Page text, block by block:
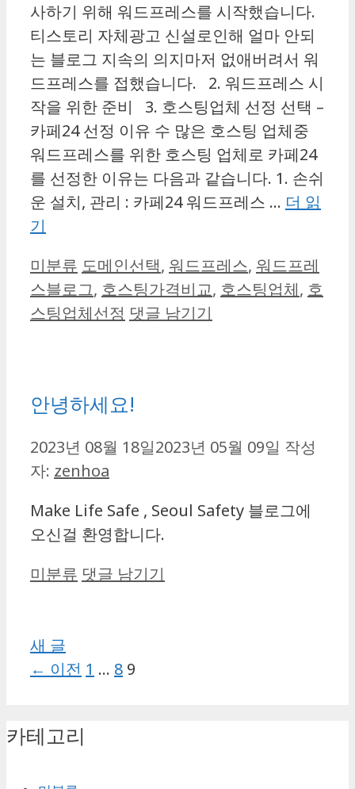
사하기 위해 워드프레스를 시작했습니다.
티스토리 자체광고 신설로인해 얼마 안되
는 블로그 지속의 의지마저 없애버려서 워
드프레스를 접했습니다. 2. 워드프레스 시
작을 위한 준비 3. 호스팅업체 선정 선택 –
카페24 선정 이유 수 많은 호스팅 업체중
워드프레스를 위한 호스팅 업체로 카페24
를 선정한 이유는 다음과 같습니다. 1. 손쉬
운 설치, 관리 : 카페24 워드프레스 … 더 읽
기
카
테
고
미분류 태
그
도메인선택, 워드프레스, 워드프레
스블로그, 호스팅가격비교, 호스팅업체, 호
스팅업체선정 댓글 남기기
안녕하세요!
2023년 08월 18일2023년 05월 09일 작성
자: zenhoa
Make Life Safe , Seoul Safety 블로그에
오신걸 환영합니다.
카
리
미분류 댓글 남기기
새 글
← 이전 페
1 … 페
8 페
9
카테고리